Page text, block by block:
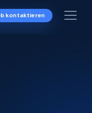
kontaktieren